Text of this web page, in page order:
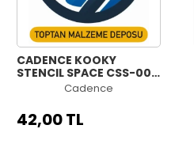
CADENCE KOOKY
STENCIL SPACE CSS-008
15X15CMCadence
42,00 TL